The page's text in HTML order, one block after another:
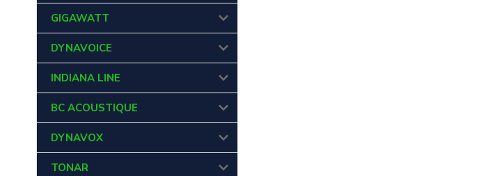
GIGAWATT
DYNAVOICE
INDIANA LINE
BC ACOUSTIQUE
DYNAVOX
TONAR